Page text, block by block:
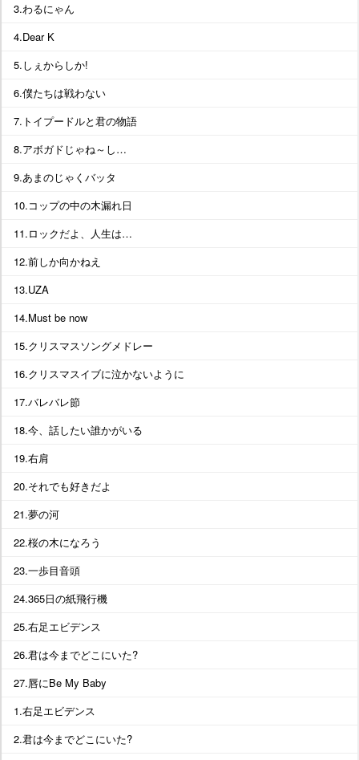
3.わるにゃん
4.Dear K
5.しぇからしか!
6.僕たちは戦わない
7.トイプードルと君の物語
8.アボガドじゃね～し…
9.あまのじゃくバッタ
10.コップの中の木漏れ日
11.ロックだよ、人生は…
12.前しか向かねえ
13.UZA
14.Must be now
15.クリスマスソングメドレー
16.クリスマスイブに泣かないように
17.バレバレ節
18.今、話したい誰かがいる
19.右肩
20.それでも好きだよ
21.夢の河
22.桜の木になろう
23.一歩目音頭
24.365日の紙飛行機
25.右足エビデンス
26.君は今までどこにいた?
27.唇にBe My Baby
1.右足エビデンス
2.君は今までどこにいた?